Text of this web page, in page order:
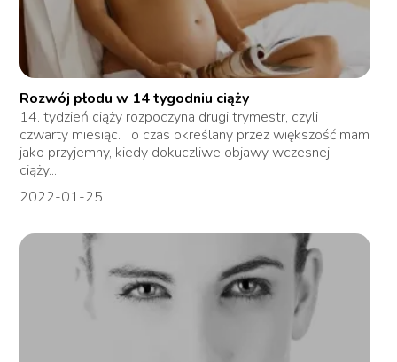
Rozwój płodu w 14 tygodniu ciąży
14. tydzień ciąży rozpoczyna drugi trymestr, czyli
czwarty miesiąc. To czas określany przez większość mam
jako przyjemny, kiedy dokuczliwe objawy wczesnej
ciąży...
2022-01-25